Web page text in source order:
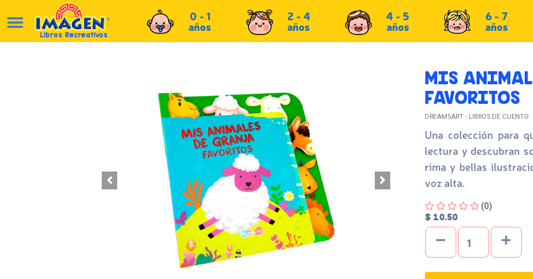
Libros Recreativos
0 - 1
años
2 - 4
años
4 - 5
años
6 - 7
años
MIS
FAVORITOS
DREAMSART - LIBROS DE CUENTO
Una colección para
lectura y descubran
rima y bellas
voz alta.
Four out of Five Stars
(0)
$ 10.50